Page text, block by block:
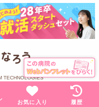
お気に入り 履歴
TECHNOLOGIES